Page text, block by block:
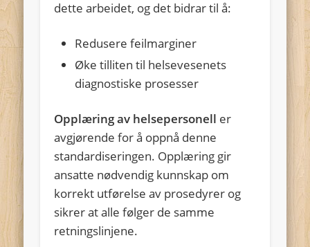
dette arbeidet, og det bidrar til å:
Redusere feilmarginer
Øke tilliten til helsevesenets
diagnostiske prosesser
Opplæring av helsepersonell er
avgjørende for å oppnå denne
standardiseringen. Opplæring gir
ansatte nødvendig kunnskap om
korrekt utførelse av prosedyrer og
sikrer at alle følger de samme
retningslinjene.